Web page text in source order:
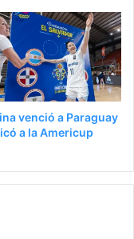
venció a Paraguay
a la Americup